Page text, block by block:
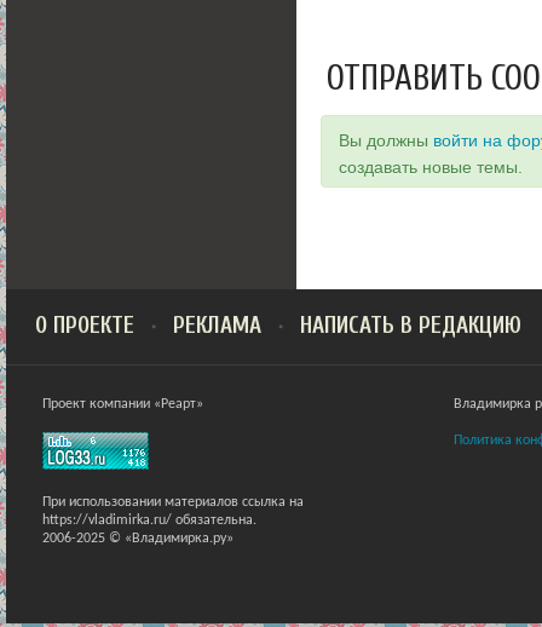
ОТПРАВИТЬ
Вы должны войти на
создавать новые темы.
О ПРОЕКТЕ РЕКЛАМА НАПИСАТЬ В РЕДАКЦИЮ
Проект компании «Реарт»
При использовании материалов ссылка на
https://vladimirka.ru/ обязательна.
2006-2025 © «Владимирка.ру»
Владимирка
Политика